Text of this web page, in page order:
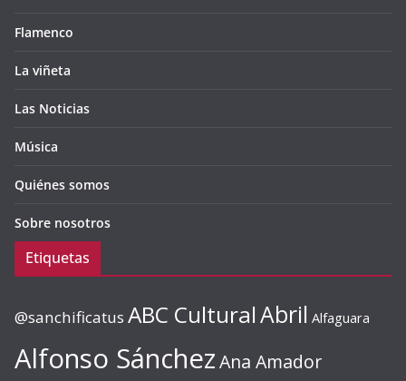
Flamenco
La viñeta
Las Noticias
Música
Quiénes somos
Sobre nosotros
Etiquetas
@sanchificatus ABC CulturalAbril Alfaguara
Alfonso SánchezAna Amador